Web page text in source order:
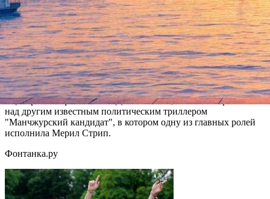
Фильм рассказывает о молодом идеалисте (Тео Джеймс),
который получает работу координатора программы ООН
"Нефть в обмен на продовольствие" в послевоенном Ираке.
Он сталкивается с коварными дипломатами и местными наци,
которые занимаются переделом нефтяного рынка. Жаклин
Биссет играет роль французской активистки, осуществляющей
надзор за оказанием продовольственной помощи.
Сценаристом фильма стал Дэниэл Пайн, известный работой
над другим известным политическим триллером
"Манчжурский кандидат", в котором одну из главных ролей
исполнила Мерил Стрип.
Фонтанка.ру